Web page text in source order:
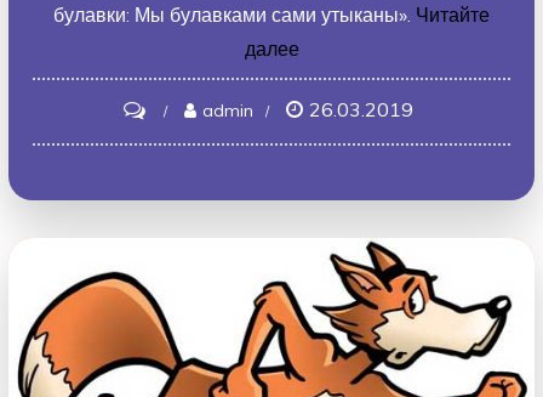
булавки: Мы булавками сами утыканы». Читайте
далее
on
Ежики
admin 26.03.2019